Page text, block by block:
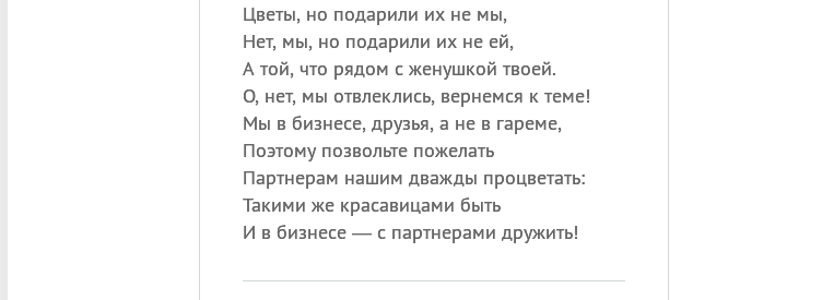
Цветы, но подарили их не мы,
Нет, мы, но подарили их не ей,
А той, что рядом с женушкой твоей.
О, нет, мы отвлеклись, вернемся к теме!
Мы в бизнесе, друзья, а не в гареме,
Поэтому позвольте пожелать
Партнерам нашим дважды процветать:
Такими же красавицами быть
И в бизнесе — с партнерами дружить!